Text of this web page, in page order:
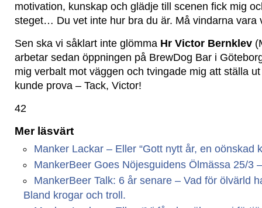
motivation, kunskap och glädje till scenen fick mig
steget… Du vet inte hur bra du är. Må vindarna vara
Sen ska vi såklart inte glömma Hr Victor Bernklev
arbetar sedan öppningen på BrewDog Bar i
mig verbalt mot väggen och tvingade mig att ställa
kunde prova – Tack, Victor!
42
Mer läsvärt
Manker Lackar – Eller “Gott nytt år, en oönskad
MankerBeer Goes Nöjesguidens Ölmässa 25/3
MankerBeer Talk: 6 år senare – Vad för ölvärld
Bland krogar och troll.